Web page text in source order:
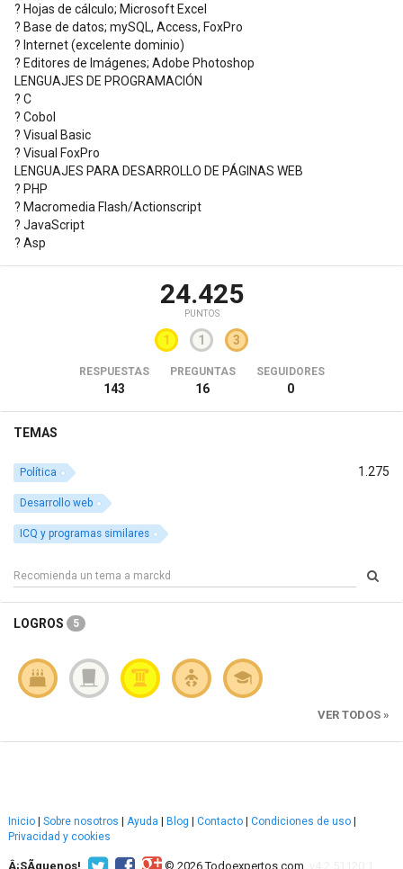
? Hojas de cálculo; Microsoft Excel
? Base de datos; mySQL, Access, FoxPro
? Internet (excelente dominio)
? Editores de Imágenes; Adobe Photoshop
LENGUAJES DE PROGRAMACIÓN
? C
? Cobol
? Visual Basic
? Visual FoxPro
LENGUAJES PARA DESARROLLO DE PÁGINAS WEB
? PHP
? Macromedia Flash/Actionscript
? JavaScript
? Asp
24.425
PUNTOS
1 1 3
RESPUESTAS
143
PREGUNTAS
16
SEGUIDORES
0
TEMAS
1.275
Política
Desarrollo web
ICQ y programas similares
LOGROS 5
VER TODOS »
Inicio Sobre nosotros Ayuda Blog Contacto Condiciones de uso
Privacidad y cookies
Â¡SÃ­guenos! © 2026 Todoexpertos.com.